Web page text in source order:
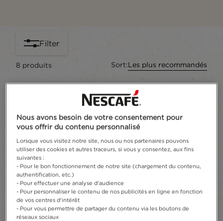
Filter
8 produits Sort:Les plus recommandés
Nous avons besoin de votre consentement pour
vous offrir du contenu personnalisé
Lorsque vous visitez notre site, nous ou nos partenaires pouvons
utiliser des cookies et autres traceurs, si vous y consentez, aux fins
suivantes :
- Pour le bon fonctionnement de notre site (chargement du contenu,
authentification, etc.)
- Pour effectuer une analyse d'audience
- Pour personnaliser le contenu de nos publicités en ligne en fonction
de vos centres d'intérêt
- Pour vous permettre de partager du contenu via les boutons de
réseaux sociaux